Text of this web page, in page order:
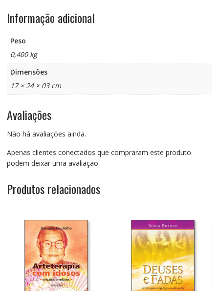
Informação adicional
Peso
0,400 kg
Dimensões
17 × 24 × 03 cm
Avaliações
Não há avaliações ainda.
Apenas clientes conectados que compraram este produto
podem deixar uma avaliação.
Produtos relacionados